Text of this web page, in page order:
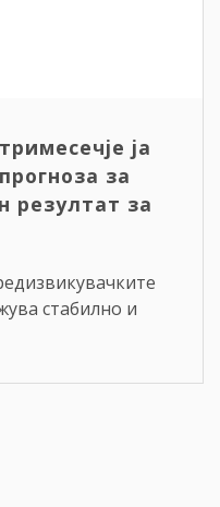
ја
за
резултат за
стабилно и